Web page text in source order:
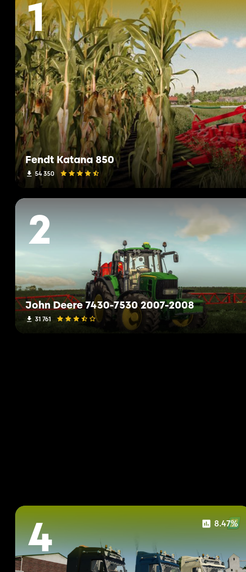
1
Fendt Katana 850
54 350
2
John Deere 7430-7530 2007-2008
31 761
4 8.47%